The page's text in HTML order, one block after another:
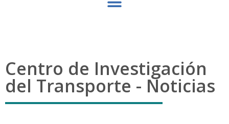
Centro de Investigación
del Transporte - Noticias